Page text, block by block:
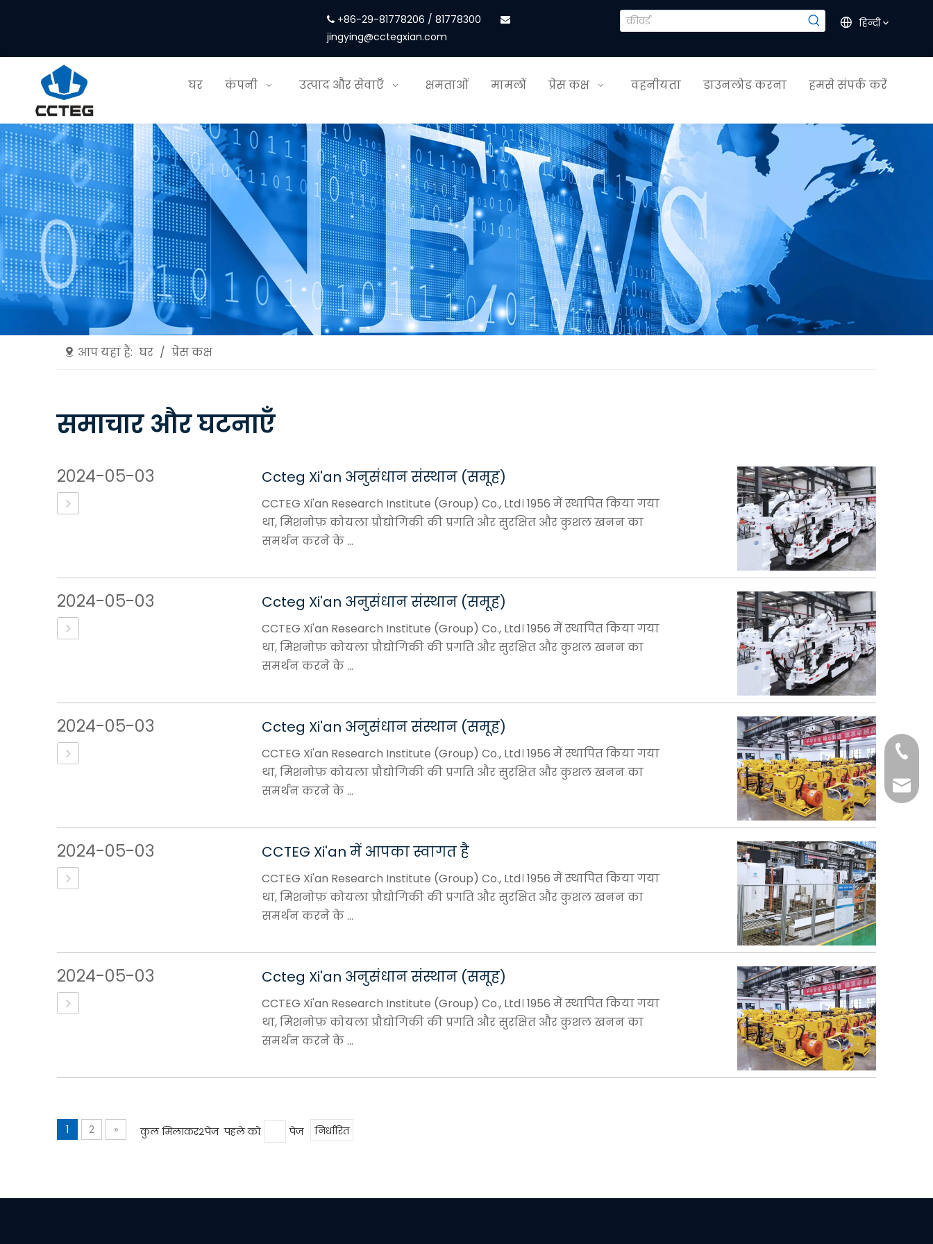
 +86-29-81778206 / 81778300
jingying@cctegxian.com
हिन्दी
घर कंपनी उत्पाद और सेवाएँ क्षमताओं मामलों प्रेस कक्ष वहनीयता डाउनलोड करना हमसे संपर्क करें
आप यहां हैं: घर / प्रेस कक्ष
समाचार और घटनाएँ
२०२४-०५-०३ Ccteg Xi'an अनुसंधान संस्थान (समूह)
CCTEG Xi'an Research Institute (Group) Co., Ltd। 1956 में स्थापित किया गया
था, मिशनोफ़ कोयला प्रौद्योगिकी की प्रगति और सुरक्षित और कुशल खनन का
समर्थन करने के ...
२०२४-०५-०३ Ccteg Xi'an अनुसंधान संस्थान (समूह)
CCTEG Xi'an Research Institute (Group) Co., Ltd। 1956 में स्थापित किया गया
था, मिशनोफ़ कोयला प्रौद्योगिकी की प्रगति और सुरक्षित और कुशल खनन का
समर्थन करने के ...
२०२४-०५-०३ Ccteg Xi'an अनुसंधान संस्थान (समूह)
CCTEG Xi'an Research Institute (Group) Co., Ltd। 1956 में स्थापित किया गया
था, मिशनोफ़ कोयला प्रौद्योगिकी की प्रगति और सुरक्षित और कुशल खनन का
समर्थन करने के ...
२०२४-०५-०३ CCTEG Xi'an में आपका स्वागत है
CCTEG Xi'an Research Institute (Group) Co., Ltd। 1956 में स्थापित किया गया
था, मिशनोफ़ कोयला प्रौद्योगिकी की प्रगति और सुरक्षित और कुशल खनन का
समर्थन करने के ...
२०२४-०५-०३ Ccteg Xi'an अनुसंधान संस्थान (समूह)
CCTEG Xi'an Research Institute (Group) Co., Ltd। 1956 में स्थापित किया गया
था, मिशनोफ़ कोयला प्रौद्योगिकी की प्रगति और सुरक्षित और कुशल खनन का
समर्थन करने के ...
1 2 » कुल मिलाकर२पेज पहले को पेज निर्धारित
+86-
+86-